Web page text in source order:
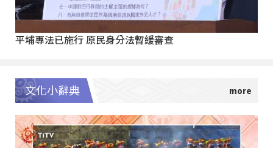
平埔專法已施行 原民身分法暫緩審查
文化小辭典